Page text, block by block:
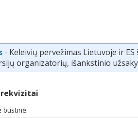
- Keleivių pervežimas Lietuvoje ir
organizatorių, išankstinio
rekvizitai
būstinė: